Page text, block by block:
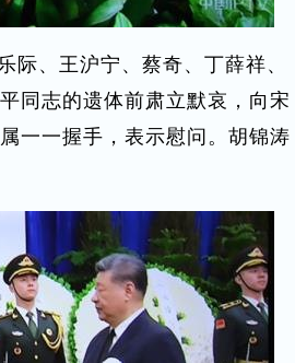
、王沪宁、蔡奇、丁薛祥、
同志的遗体前肃立默哀，向宋
一一握手，表示慰问。胡锦涛